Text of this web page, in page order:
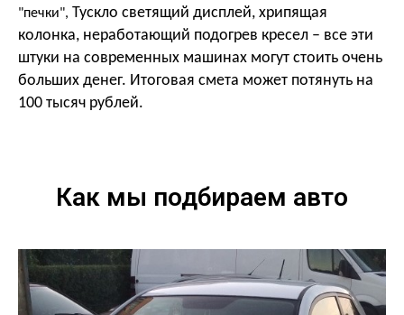
"печки", Тускло светящий дисплей, хрипящая
колонка, неработающий подогрев кресел – все эти
штуки на современных машинах могут стоить очень
больших денег. Итоговая смета может потянуть на
100 тысяч рублей.
Как мы подбираем авто